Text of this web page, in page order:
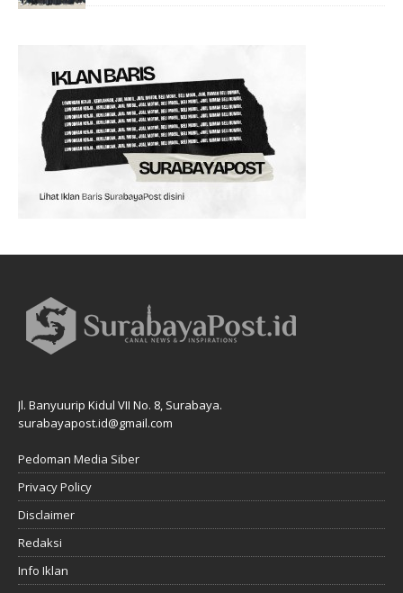
Jl. Banyuurip Kidul VII No. 8, Surabaya.
surabayapost.id@gmail.com
Pedoman Media Siber
Privacy Policy
Disclaimer
Redaksi
Info Iklan